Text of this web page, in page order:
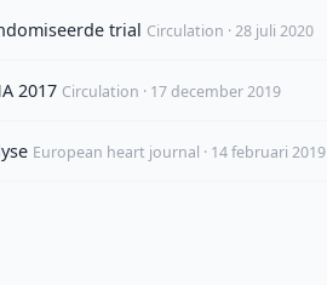
trial Circulation · 28 juli 2020
2017 Circulation · 17 december 2019
European heart journal · 14 februari 2019